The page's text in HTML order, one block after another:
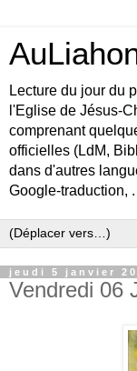
Lecture du jour du
l'Eglise de Jésus-
comprenant
officielles (LdM,
dans d'autres
Google-traduction, .
jeudi 5 janvier
Vendredi 06